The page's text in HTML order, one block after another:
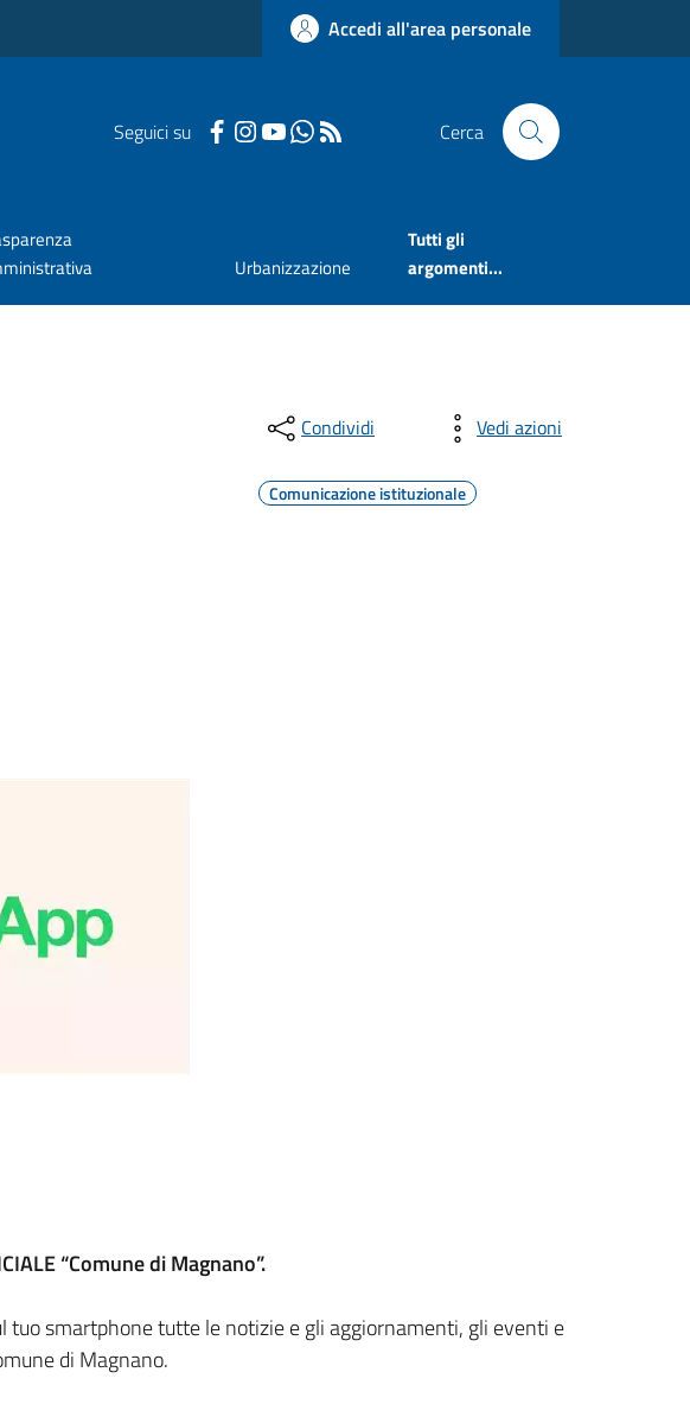
Accedi all'area personale
Seguici su Cerca
Urbanizzazione
Tutti gli
argomenti...
Condividi Vedi azioni
Comunicazione istituzionale
“Comune di Magnano”.
smartphone tutte le notizie e gli aggiornamenti, gli eventi e
di Magnano.